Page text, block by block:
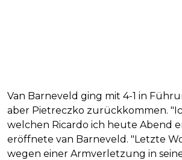
Van Barneveld ging mit 4-1 in
aber Pietreczko zurückkommen.
welchen Ricardo ich heute Abend
eröffnete van Barneveld. "Letzte
wegen einer Armverletzung in